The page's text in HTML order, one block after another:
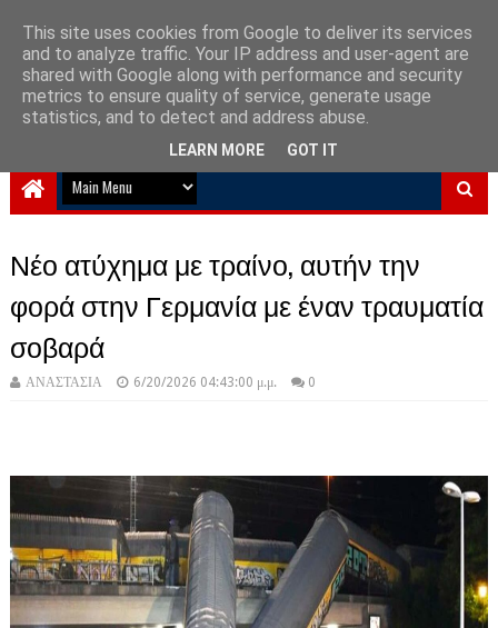
NewPlanet09
Ειδήσεις νέα από την Ελλάδα και τον κόσμο
Νέο ατύχημα με τραίνο, αυτήν την
φορά στην Γερμανία με έναν τραυματία
σοβαρά
ΑΝΑΣΤΑΣΙΑ 6/20/2026 04:43:00 μ.μ. 0
This site uses cookies from Google to deliver its services
and to analyze traffic. Your IP address and user-agent are
shared with Google along with performance and security
metrics to ensure quality of service, generate usage
statistics, and to detect and address abuse.
LEARN MORE GOT IT